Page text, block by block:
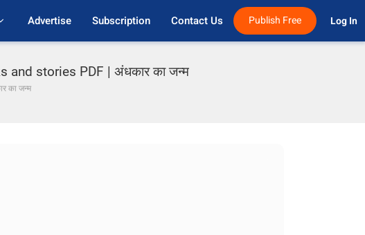
Advertise Subscription Contact Us Publish Free Log In
stories PDF | अंधकार का जन्म
का जन्म